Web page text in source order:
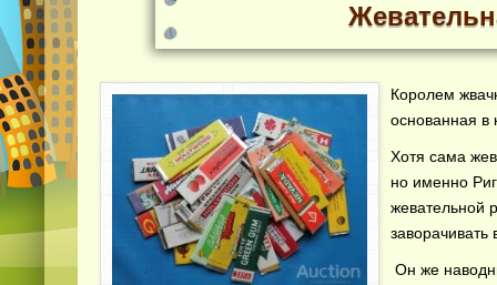
Королем
основанная в
Хотя сама
но именно
жевательной
Он же